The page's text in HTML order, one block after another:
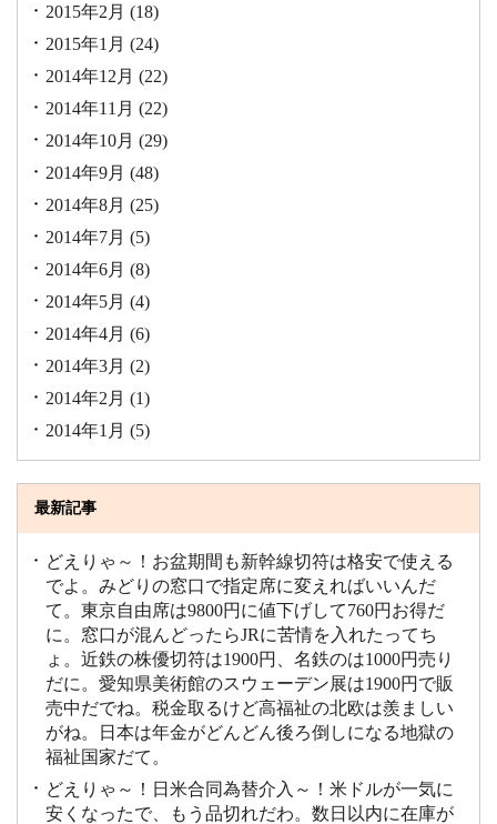
2015年2月 (18)
2015年1月 (24)
2014年12月 (22)
2014年11月 (22)
2014年10月 (29)
2014年9月 (48)
2014年8月 (25)
2014年7月 (5)
2014年6月 (8)
2014年5月 (4)
2014年4月 (6)
2014年3月 (2)
2014年2月 (1)
2014年1月 (5)
最新記事
どえりゃ～！お盆期間も新幹線切符は格安で使える
でよ。みどりの窓口で指定席に変えればいいんだ
て。東京自由席は9800円に値下げして760円お得だ
に。窓口が混んどったらJRに苦情を入れたってち
ょ。近鉄の株優切符は1900円、名鉄のは1000円売り
だに。愛知県美術館のスウェーデン展は1900円で販
売中だでね。税金取るけど高福祉の北欧は羨ましい
がね。日本は年金がどんどん後ろ倒しになる地獄の
福祉国家だて。
どえりゃ～！日米合同為替介入～！米ドルが一気に
安くなったで、もう品切れだわ。数日以内に在庫が